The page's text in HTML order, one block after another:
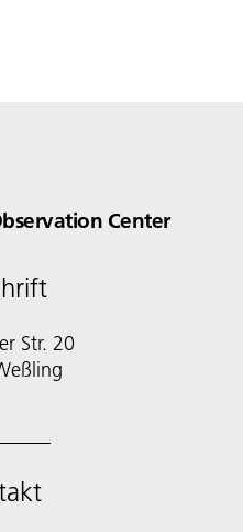
Center
Str. 20